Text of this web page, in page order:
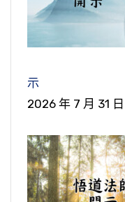
示
2026 年 7 月 31 日